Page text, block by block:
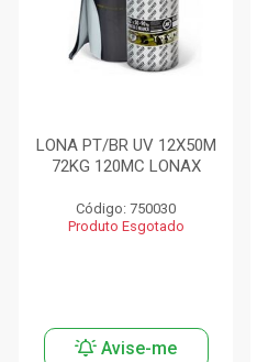
LONA PT/BR UV 12X50M
72KG 120MC LONAX
Código: 750030
Produto Esgotado
Avise-me